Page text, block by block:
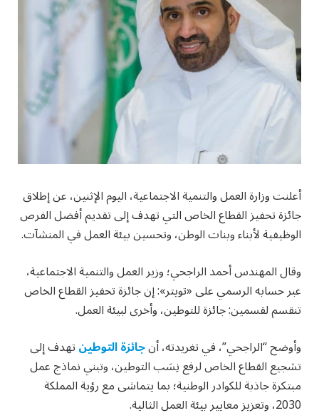
مهرجان جادة الخبراء.. وجهة اقتصادية وسياحية
بالقصيم
أعلنت وزارة العمل والتنمية الاجتماعية، اليوم الإثنين، عن إطلاق
جائزة تحفيز القطاع الخاص التي تهدف إلى تقديم أفضل الفرص
الوظيفية لأبناء وبنات الوطن، وتحسين بيئة العمل في المنشآت.
وقال المهندس أحمد الراجحي؛ وزير العمل والتنمية الاجتماعية،
عبر حسابه الرسمي على «تويتر»: إن جائزة تحفيز القطاع الخاص
تنقسم لقسمين: جائزة للتوطين، وأخرى لبيئة العمل.
وأوضح “الراجحي”، في تغريدته، أنجائزة التوطينتهدف إلى
تشجيع القطاع الخاص لرفع نِسَب التوطين، وتبني نماذج عمل
مبتكرة جاذبة للكوادر الوطنية؛ بما يتماشى مع رؤية المملكة
2030، وتعزيز معايير بيئة العمل الثالية.